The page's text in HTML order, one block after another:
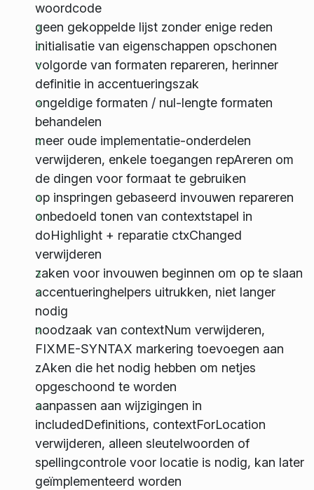
woordcode
geen gekoppelde lijst zonder enige reden
initialisatie van eigenschappen opschonen
volgorde van formaten repareren, herinner
definitie in accentueringszak
ongeldige formaten / nul-lengte formaten
behandelen
meer oude implementatie-onderdelen
verwijderen, enkele toegangen repAreren om
de dingen voor formaat te gebruiken
op inspringen gebaseerd invouwen repareren
onbedoeld tonen van contextstapel in
doHighlight + reparatie ctxChanged
verwijderen
zaken voor invouwen beginnen om op te slaan
accentueringhelpers uitrukken, niet langer
nodig
noodzaak van contextNum verwijderen,
FIXME-SYNTAX markering toevoegen aan
zAken die het nodig hebben om netjes
opgeschoond te worden
aanpassen aan wijzigingen in
includedDefinitions, contextForLocation
verwijderen, alleen sleutelwoorden of
spellingcontrole voor locatie is nodig, kan later
geïmplementeerd worden